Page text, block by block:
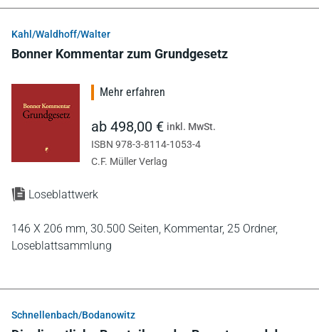
Kahl/Waldhoff/Walter
Bonner Kommentar zum Grundgesetz
Loseblattwerk
146 X 206 mm, 30.500 Seiten, Kommentar, 25 Ordner,
Loseblattsammlung
Mehr erfahren
ab 498,00 € inkl. MwSt.
ISBN 978-3-8114-1053-4
C.F. Müller Verlag
Schnellenbach/Bodanowitz